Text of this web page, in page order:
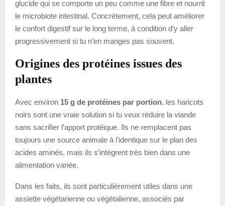
glucide qui se comporte un peu comme une fibre et nourrit
le microbiote intestinal. Concrètement, cela peut améliorer
le confort digestif sur le long terme, à condition d’y aller
progressivement si tu n’en manges pas souvent.
Origines des protéines issues des
plantes
Avec environ 15 g de protéines par portion, les haricots
noirs sont une vraie solution si tu veux réduire la viande
sans sacrifier l’apport protéique. Ils ne remplacent pas
toujours une source animale à l’identique sur le plan des
acides aminés, mais ils s’intègrent très bien dans une
alimentation variée.
Dans les faits, ils sont particulièrement utiles dans une
assiette végétarienne ou végétalienne, associés par